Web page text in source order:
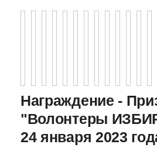
Награждение -
"Волонтеры
24 января 2023